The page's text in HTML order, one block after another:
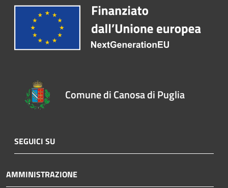
Comune di Canosa di Puglia
SEGUICI SU
AMMINISTRAZIONE